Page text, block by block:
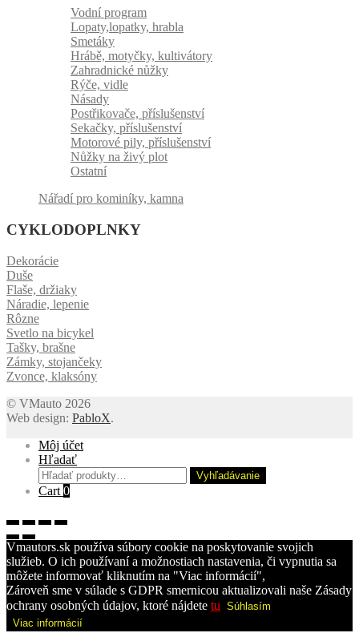
Vodní program
Lopaty,lopatky, hrabla
Smetáky
Hrábě, motyčky, kultivátory
Zahradnické nůžky
Rýče, vidle
Násady
Postřikovače, příslušenství
Sekačky, příslušenství
Motorové pily, příslušenství
Nůžky na živý plot
Ostatní
Nářadí pro kominíky, kamna
CYKLODOPLNKY
Dekorácie
Duše
Flaše, držiaky
Náradie, lepenie
Rôzne
Svetlo na bicykel
Tašky, brašne
Zámky, stojančeky
Zvonce, klaksóny
© VMauto 2026
Web design: PabloX.
Môj účet
Hľadať
Hľadať:
Vyhľadávanie
Cart 0
Vmautors.sk používa súbory cookie na poskytovanie svojich
služieb. O ich používaní a možnostiach nastavenia, či vypnutia sa
môžete informovať kliknutím na "Viac informácií",
Zároveň sme v súlade s GDPR smernicou aktualizovali naše Zásady
ochrany osobných údajov, ktoré nájdete tu Súhlasím
Viac informácií